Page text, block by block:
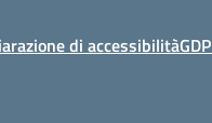
di accessibilità